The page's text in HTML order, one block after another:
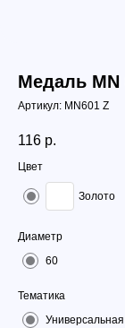
Медаль MN
Артикул: MN601 Z
116 р.
Цвет
Золото
Диаметр
60
Тематика
Универсальная